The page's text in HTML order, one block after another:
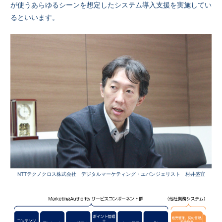
が使うあらゆるシーンを想定したシステム導入支援を実施してい
るといいます。
NTTテクノクロス株式会社 デジタルマーケティング・エバンジェリスト 村井盛宜